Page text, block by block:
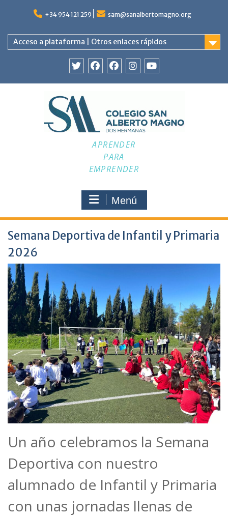
+34 954 121 259 sam@sanalbertomagno.org
Acceso a plataforma | Otros enlaces rápidos
APRENDER
PARA
EMPRENDER
Menú
Semana Deportiva de Infantil y Primaria
2026
Un año celebramos la Semana
Deportiva con nuestro
alumnado de Infantil y Primaria
con unas jornadas llenas de